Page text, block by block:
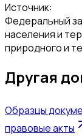
Источник:
Федеральный
населения и
природного и
Другая
Образцы
правовые акты